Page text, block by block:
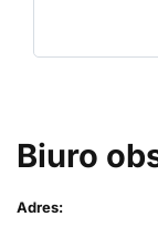
Biuro
Adres: